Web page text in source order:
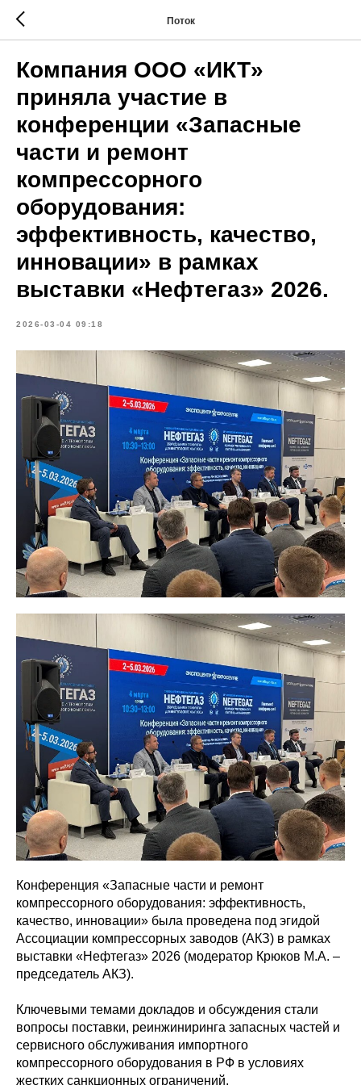
Поток
Компания ООО «ИКТ»
приняла участие в
конференции «Запасные
части и ремонт
компрессорного
оборудования:
эффективность, качество,
инновации» в рамках
выставки «Нефтегаз» 2026.
2026-03-04 09:18
Конференция «Запасные части и ремонт
компрессорного оборудования: эффективность,
качество, инновации» была проведена под эгидой
Ассоциации компрессорных заводов (АКЗ) в рамках
выставки «Нефтегаз» 2026 (модератор Крюков М.А. –
председатель АКЗ).
Ключевыми темами докладов и обсуждения стали
вопросы поставки, реинжиниринга запасных частей и
сервисного обслуживания импортного
компрессорного оборудования в РФ в условиях
жестких санкционных ограничений.